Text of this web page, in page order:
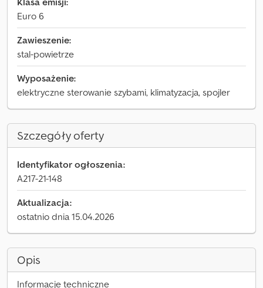
Euro 6
Zawieszenie:
stal-powietrze
Wyposażenie:
elektryczne sterowanie szybami, klimatyzacja, spojler
Szczegóły oferty
Identyfikator ogłoszenia:
A217-21-148
Aktualizacja:
ostatnio dnia 15.04.2026
Opis
Informacje techniczne